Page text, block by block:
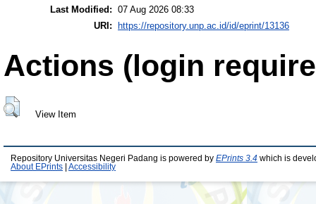
Last Modified: 07 Aug 2026 08:33
URI:
https://repository.unp.ac.id/id/eprint/13136
Actions (login
View Item
Repository Universitas Negeri Padang is powered by EPrints 3.4 which is
About EPrints
Accessibility